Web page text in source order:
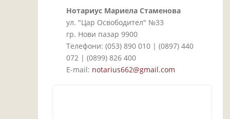
Нотариус Мариела Стаменова
ул. "Цар Освободител" №33
гр. Нови пазар 9900
Телефони: (053)­ 890 010 | (0897)­ 440
072 | (0899)­ 826 400
E-mail: notarius662@gmail.com